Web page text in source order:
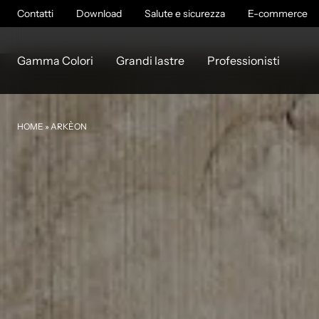
Contatti Download Salute e sicurezza E-commerce
Gamma Colori Grandi lastre Professionisti
HOME » ARKÈON